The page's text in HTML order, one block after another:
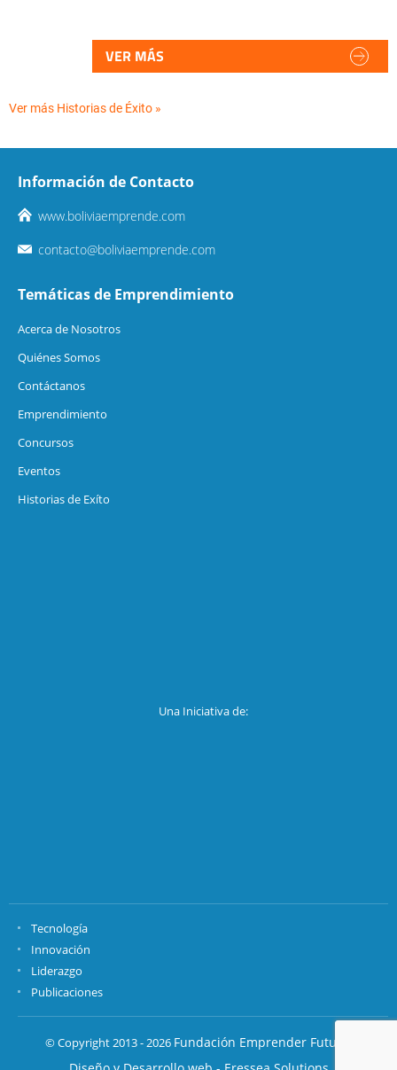
VER MÁS
Ver más Historias de Éxito »
Información de Contacto
www.boliviaemprende.com
contacto@boliviaemprende.com
Temáticas de Emprendimiento
Acerca de Nosotros
Quiénes Somos
Contáctanos
Emprendimiento
Concursos
Eventos
Historias de Exíto
Una Iniciativa de:
Tecnología
Innovación
Liderazgo
Publicaciones
© Copyright 2013 - 2026 Fundación Emprender Futuro.